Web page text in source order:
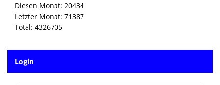
Diesen Monat: 20434
Letzter Monat: 71387
Total: 4326705
Login